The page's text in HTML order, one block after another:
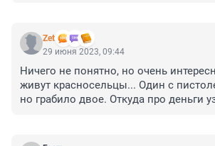
Zet
29 июня 2023, 09:44
Ничего не понятно, но очень
живут красносельцы... Один с
но грабило двое. Откуда про деньги